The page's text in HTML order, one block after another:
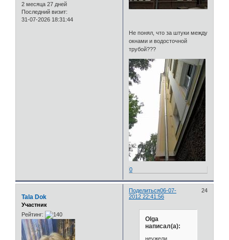
2 месяца 27 дней
Последний визит:
31-07-2026 18:31:44
Не понял, что за штуки между
окнами и водосточной
трубой???
0
Поделиться 24
06-07-
2012 22:41:56
Tala Dok
Участник
Рейтинг:
Olga
написал(а):
неужели